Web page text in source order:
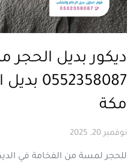
ديكور بديل الحجر
مكة
نوفمبر 20, 2025
للحجر لمسة من الفخامة في